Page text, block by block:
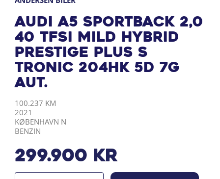
Audi A5 Sportback 2,0
40 TFSI Mild hybrid
Prestige Plus S
Tronic 204HK 5d 7g
Aut.
KILOMETER
100.237 KM
ÅRGANG
2021
BY
KØBENHAVN N
DRIVMIDDEL
BENZIN
299.900 kr